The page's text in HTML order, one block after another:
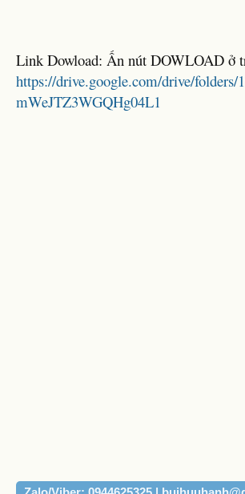
Link Dowload: Ấn nút DOWLOAD ở
https://drive.google.com/drive/
mWeJTZ3WGQHg04L1